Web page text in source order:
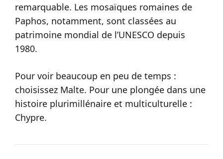
remarquable. Les mosaïques romaines de
Paphos, notamment, sont classées au
patrimoine mondial de l’UNESCO depuis
1980.
Pour voir beaucoup en peu de temps :
choisissez Malte. Pour une plongée dans une
histoire plurimillénaire et multiculturelle :
Chypre.